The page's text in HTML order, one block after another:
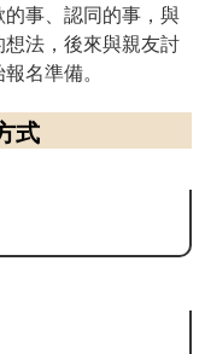
事、認同的事，與
法，後來與親友討
名準備。
式